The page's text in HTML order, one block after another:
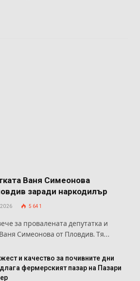
Ваня Симеонова
заради наркодилър
5 641
за провалената депутатка и
Симеонова от Пловдив. Тя…
и качество за почивните дни
фермерският пазар на Пазари